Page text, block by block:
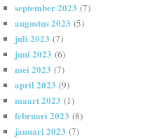
september 2023 (7)
augustus 2023 (5)
juli 2023 (7)
juni 2023 (6)
mei 2023 (7)
april 2023 (9)
maart 2023 (1)
februari 2023 (8)
januari 2023 (7)